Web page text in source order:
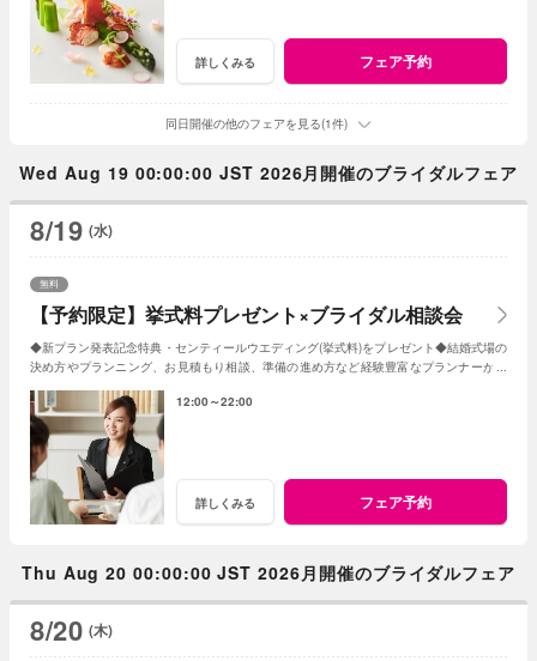
詳しくみる フェア予約
同日開催の他のフェアを見る(1件)
Wed Aug 19 00:00:00 JST 2026月開催のブライダルフェア
8/19 (水)
【予約限定】挙式料プレゼント×ブライダル相談会
無料
◆新プラン発表記念特典・センティールウエディング(挙式料)をプレゼント◆結婚式場の
決め方やプランニング、お見積もり相談、準備の進め方など経験豊富なプランナーがし
12:00～22:00
詳しくみる フェア予約
Thu Aug 20 00:00:00 JST 2026月開催のブライダルフェア
8/20 (木)